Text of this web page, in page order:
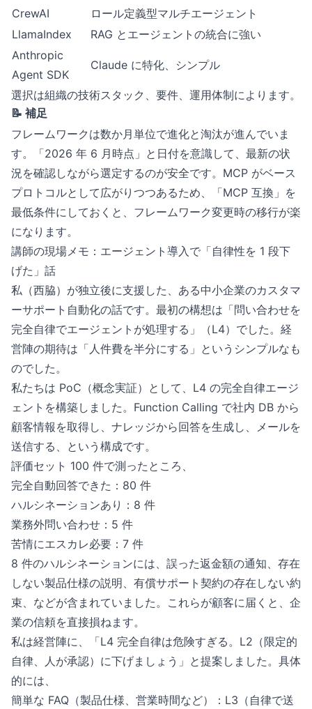
CrewAI
ロール定義型マルチエージェント
LlamaIndex
RAG とエージェントの統合に強い
Anthropic
Agent SDK
Claude に特化、シンプル
選択は組織の技術スタック、要件、運用体制によります。
📝 補足
フレームワークは数か月単位で進化と淘汰が進んでいま
す。「2026 年 6 月時点」と日付を意識して、最新の状
況を確認しながら選定するのが安全です。MCP がベース
プロトコルとして広がりつつあるため、「MCP 互換」を
最低条件にしておくと、フレームワーク変更時の移行が楽
になります。
講師の現場メモ：エージェント導入で「自律性を 1 段下
げた」話
私（西脇）が独立後に支援した、ある中小企業のカスタマ
ーサポート自動化の話です。最初の構想は「問い合わせを
完全自律でエージェントが処理する」（L4）でした。経
営陣の期待は「人件費を半分にする」というシンプルなも
のでした。
私たちは PoC（概念実証）として、L4 の完全自律エージ
ェントを構築しました。Function Calling で社内 DB から
顧客情報を取得し、ナレッジから回答を生成し、メールを
送信する、という構成です。
評価セット 100 件で測ったところ、
完全自動回答できた：80 件
ハルシネーションあり：8 件
業務外問い合わせ：5 件
苦情にエスカレ必要：7 件
8 件のハルシネーションには、誤った返金額の通知、存在
しない製品仕様の説明、有償サポート契約の存在しない約
束、などが含まれていました。これらが顧客に届くと、企
業の信頼を直接損ねます。
私は経営陣に、「L4 完全自律は危険すぎる。L2（限定的
自律、人が承認）に下げましょう」と提案しました。具体
的には、
簡単な FAQ（製品仕様、営業時間など）：L3（自律で送